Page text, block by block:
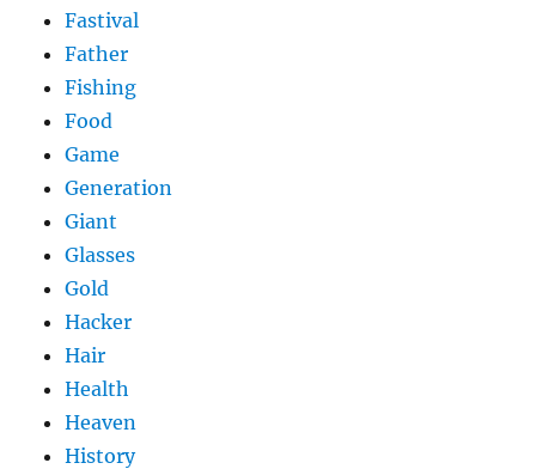
Fastival
Father
Fishing
Food
Game
Generation
Giant
Glasses
Gold
Hacker
Hair
Health
Heaven
History